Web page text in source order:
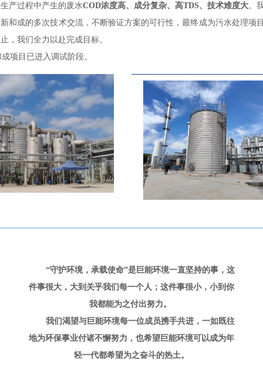
产过程中产生的废水COD浓度高、成分复杂、高TDS、技术难度大。
和成的多次技术交流，不断验证方案的可行性，最终成为污水处理项
，我们全力以赴完成目标。
项目已进入调试阶段。
“守护环境，承载使命”是巨能环境一直坚持的事，这
件事很大，大到关乎我们每一个人；这件事很小，小到你
我都能为之付出努力。
我们渴望与巨能环境每一位成员携手共进，一如既往
地为环保事业付诸不懈努力，也希望巨能环境可以成为年
轻一代都希望为之奋斗的热土。